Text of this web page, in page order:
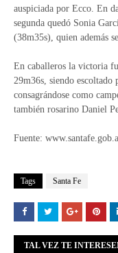
auspiciada por Ecco. En
segunda quedó Sonia
(38m35s), quien además
En caballeros la victoria
29m36s, siendo
consagrándose como
también rosarino Daniel
Fuente:
Tags Santa Fe
TAL VEZ TE